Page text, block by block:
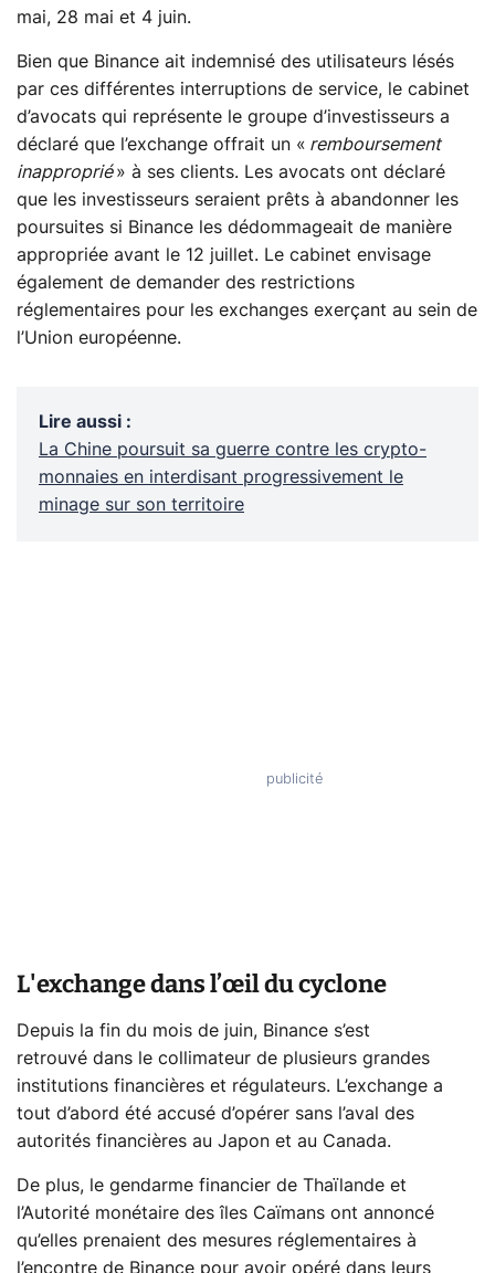
mai, 28 mai et 4 juin.
Bien que Binance ait indemnisé des utilisateurs lésés
par ces différentes interruptions de service, le cabinet
d’avocats qui représente le groupe d’investisseurs a
déclaré que l’exchange offrait un « remboursement
inapproprié» à ses clients. Les avocats ont déclaré
que les investisseurs seraient prêts à abandonner les
poursuites si Binance les dédommageait de manière
appropriée avant le 12 juillet. Le cabinet envisage
également de demander des restrictions
réglementaires pour les exchanges exerçant au sein de
l’Union européenne.
Lire aussi :
La Chine poursuit sa guerre contre les crypto-
monnaies en interdisant progressivement le
minage sur son territoire
L'exchange dans l’œil du cyclone
Depuis la fin du mois de juin, Binance s’est
retrouvé dans le collimateur de plusieurs grandes
institutions financières et régulateurs. L’exchange a
tout d’abord été accusé d’opérer sans l’aval des
autorités financières au Japon et au Canada.
De plus, le gendarme financier de Thaïlande et
l’Autorité monétaire des îles Caïmans ont annoncé
qu’elles prenaient des mesures réglementaires à
l’encontre de Binance pour avoir opéré dans leurs